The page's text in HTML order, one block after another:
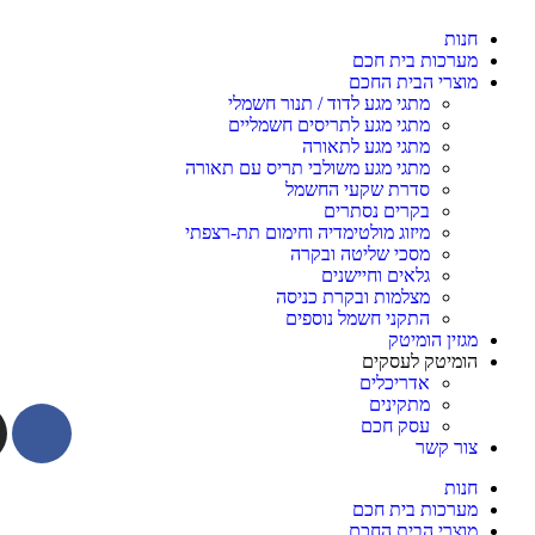
חנות
מערכות בית חכם
מוצרי הבית החכם
מתגי מגע לדוד / תנור חשמלי
מתגי מגע לתריסים חשמליים
מתגי מגע לתאורה
מתגי מגע משולבי תריס עם תאורה
סדרת שקעי החשמל
בקרים נסתרים
מיזוג מולטימדיה וחימום תת-רצפתי
מסכי שליטה ובקרה
גלאים וחיישנים
מצלמות ובקרת כניסה
התקני חשמל נוספים
מגזין הומיטק
הומיטק לעסקים
אדריכלים
מתקינים
עסק חכם
צור קשר
חנות
מערכות בית חכם
מוצרי הבית החכם